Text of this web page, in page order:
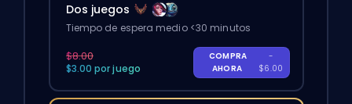
Dos juegos
Tiempo de espera medio <30 minutos
$8.00
$3.00 por juego
COMPRA
AHORA
-
$6.00